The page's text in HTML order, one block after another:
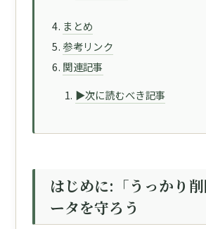
まとめ
参考リンク
関連記事
▶次に読むべき記事
はじめに:「うっかり
ータを守ろう